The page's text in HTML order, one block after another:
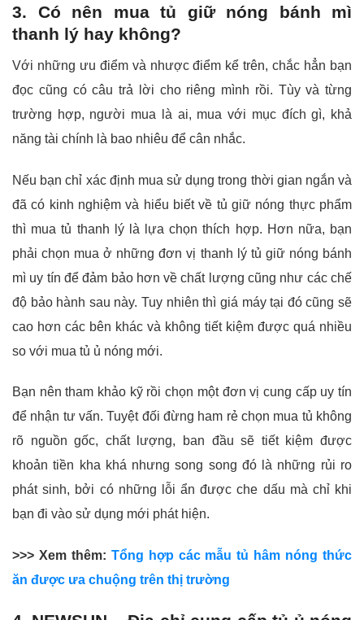
3. Có nên mua tủ giữ nóng bánh mì
thanh lý hay không?
Với những ưu điểm và nhược điểm kể trên, chắc hẳn bạn
đọc cũng có câu trả lời cho riêng mình rồi. Tùy và từng
trường hợp, người mua là ai, mua với mục đích gì, khả
năng tài chính là bao nhiêu để cân nhắc.
Nếu bạn chỉ xác định mua sử dụng trong thời gian ngắn và
đã có kinh nghiệm và hiểu biết về tủ giữ nóng thực phẩm
thì mua tủ thanh lý là lựa chọn thích hợp. Hơn nữa, bạn
phải chọn mua ở những đơn vị thanh lý tủ giữ nóng bánh
mì uy tín để đảm bảo hơn về chất lượng cũng như các chế
độ bảo hành sau này. Tuy nhiên thì giá máy tại đó cũng sẽ
cao hơn các bên khác và không tiết kiệm được quá nhiều
so với mua tủ ủ nóng mới.
Bạn nên tham khảo kỹ rồi chọn một đơn vị cung cấp uy tín
để nhận tư vấn. Tuyệt đối đừng ham rẻ chọn mua tủ không
rõ nguồn gốc, chất lượng, ban đầu sẽ tiết kiệm được
khoản tiền kha khá nhưng song song đó là những rủi ro
phát sinh, bởi có những lỗi ẩn được che dấu mà chỉ khi
bạn đi vào sử dụng mới phát hiện.
>>> Xem thêm: Tổng hợp các mẫu tủ hâm nóng thức
ăn được ưa chuộng trên thị trường